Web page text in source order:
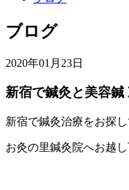
ブログ
2020年01月23日
新宿で鍼灸と美容鍼
新宿で鍼灸治療をお探
お灸の里鍼灸院へお越し